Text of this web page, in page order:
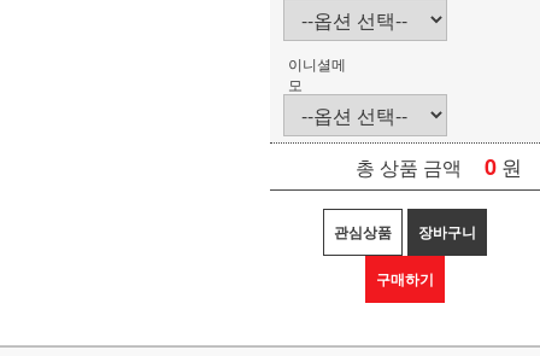
이니셜메
모
총 상품 금액 0 원
관심상품 장바구니
구매하기